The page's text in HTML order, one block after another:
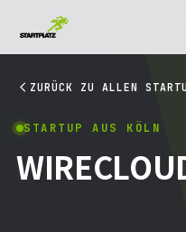
ZURÜCK ZU ALLEN
STARTUP AUS KÖLN